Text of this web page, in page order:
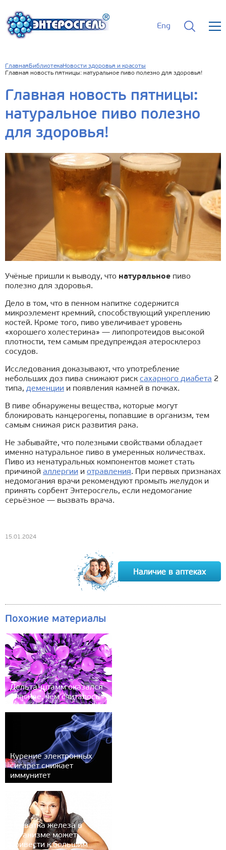
Eng
Главная БиблиотекаНовости здоровья и красоты
Главная новость пятницы: натуральное пиво полезно для здоровья!
Главная новость пятницы:
натуральное пиво полезно
для здоровья!
Учёные пришли к выводу, что натуральное пиво
полезно для здоровья.
Дело в том, что в пенном напитке содержится
микроэлемент кремний, способствующий укреплению
костей. Кроме того, пиво увеличивает уровень
«хорошего холестерина» — липопротеидов высокой
плотности, тем самым предупреждая атеросклероз
сосудов.
Исследования доказывают, что употребление
небольших доз пива снижают риск сахарного диабета 2
типа, деменции и появления камней в почках.
В пиве обнаружены вещества, которые могут
блокировать канцерогены, попавшие в организм, тем
самым снижая риск развития рака.
Не забывайте, что полезными свойствами обладает
именно натуральное пиво в умеренных количествах.
Пиво из ненатуральных компонентов может стать
причиной аллергии и отравления. При первых признаках
недомогания врачи рекомендуют промыть желудок и
принять сорбент Энтеросгель, если недомогание
серьёзное — вызвать врача.
15.01.2024
Похожие материалы
Дельта-штамм оказался
опаснее, чем считалось
Курение электронных
сигарет снижает
иммунитет
Нехватка железа в
организме может
привести к большим